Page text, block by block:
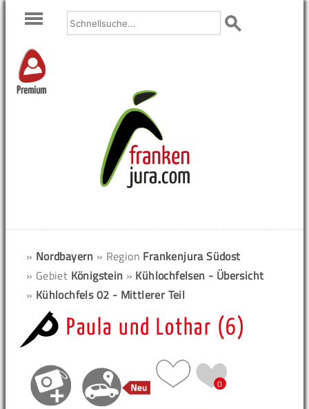
Premium
» Nordbayern » Region Frankenjura Südost
» Gebiet Königstein » Kühlochfelsen - Übersicht
» Kühlochfels 02 - Mittlerer Teil
Paula und Lothar (6)
0